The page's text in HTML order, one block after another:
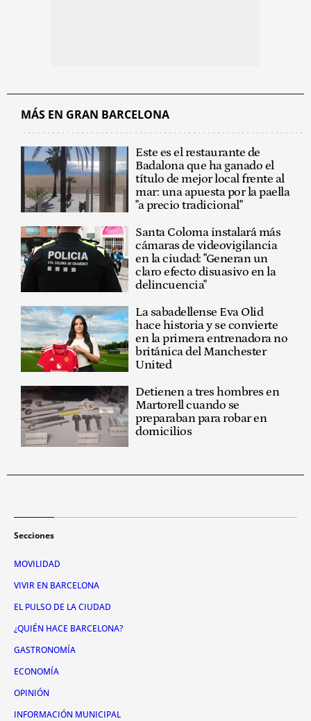
MÁS EN GRAN BARCELONA
Este es el restaurante de
Badalona que ha ganado el
título de mejor local frente al
mar: una apuesta por la paella
"a precio tradicional"
Santa Coloma instalará más
cámaras de videovigilancia
en la ciudad: "Generan un
claro efecto disuasivo en la
delincuencia"
La sabadellense Eva Olid
hace historia y se convierte
en la primera entrenadora no
británica del Manchester
United
Detienen a tres hombres en
Martorell cuando se
preparaban para robar en
domicilios
Secciones
MOVILIDAD
VIVIR EN BARCELONA
EL PULSO DE LA CIUDAD
¿QUIÉN HACE BARCELONA?
GASTRONOMÍA
ECONOMÍA
OPINIÓN
INFORMACIÓN MUNICIPAL